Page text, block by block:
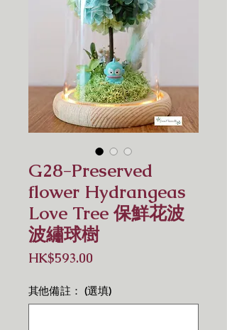
G28-Preserved
flower Hydrangeas
Love Tree 保鮮花波
波繡球樹
HK$593.00
其他備註： (選填)